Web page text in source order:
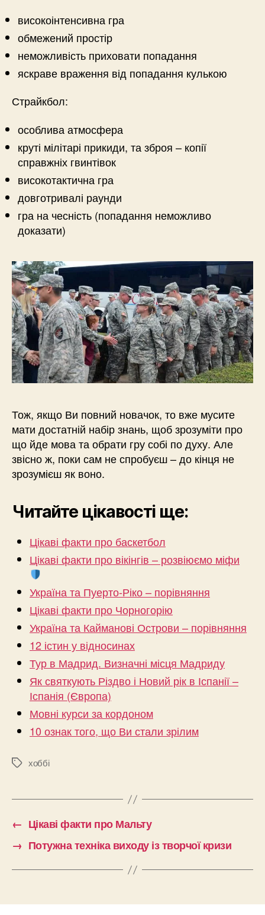
високоінтенсивна гра
обмежений простір
неможливість приховати попадання
яскраве враження від попадання кулькою
Страйкбол:
особлива атмосфера
круті мілітарі прикиди, та зброя – копії
справжніх гвинтівок
високотактична гра
довготривалі раунди
гра на чесність (попадання неможливо
доказати)
Тож, якщо Ви повний новачок, то вже мусите
мати достатній набір знань, щоб зрозуміти про
що йде мова та обрати гру собі по духу. Але
звісно ж, поки сам не спробуєш – до кінця не
зрозумієш як воно.
Читайте цікавості ще:
Цікаві факти про баскетбол
Цікаві факти про вікінгів – розвіюємо міфи
Україна та Пуерто-Ріко – порівняння
Цікаві факти про Чорногорію
Україна та Кайманові Острови – порівняння
12 істин у відносинах
Тур в Мадрид. Визначні місця Мадриду
Як святкують Різдво і Новий рік в Іспанії –
Іспанія (Європа)
Мовні курси за кордоном
10 ознак того, що Ви стали зрілим
Позначки
хоббі
← Цікаві факти про Мальту
→ Потужна техніка виходу із творчої кризи